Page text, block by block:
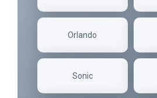
Orlando
Sonic